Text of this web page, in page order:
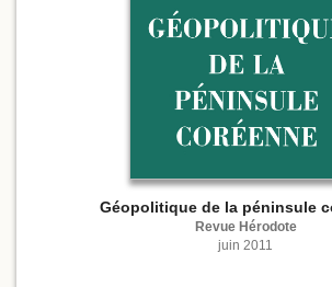
Géopolitique de la péninsule
Revue Hérodote
juin 2011